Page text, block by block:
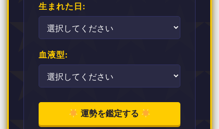
生まれた日:
血液型:
運勢を鑑定する